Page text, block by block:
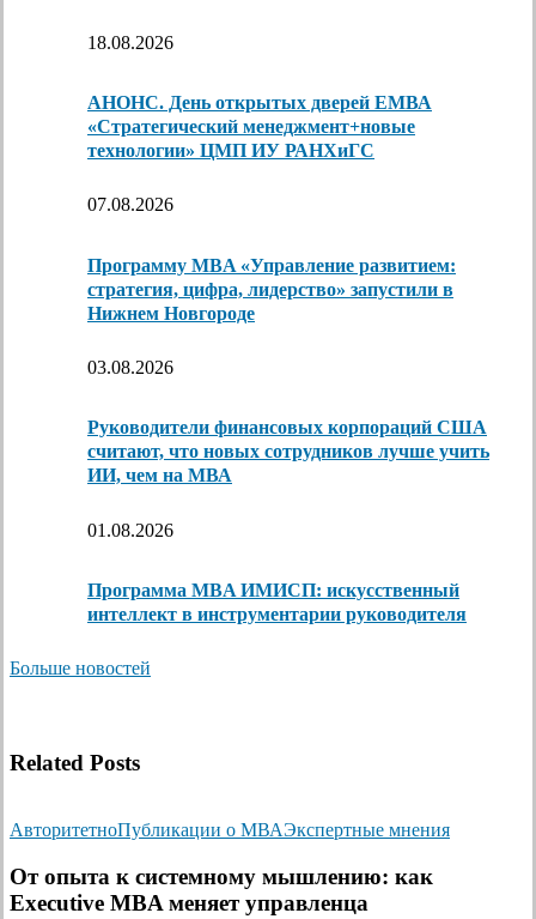
18.08.2026
АНОНС. День открытых дверей ЕМВА
«Стратегический менеджмент+новые
технологии» ЦМП ИУ РАНХиГС
07.08.2026
Программу MBA «Управление развитием:
стратегия, цифра, лидерство» запустили в
Нижнем Новгороде
03.08.2026
Руководители финансовых корпораций США
считают, что новых сотрудников лучше учить
ИИ, чем на МВА
01.08.2026
Программа MBA ИМИСП: искусственный
интеллект в инструментарии руководителя
Больше новостей
Related Posts
АвторитетноПубликации о МВАЭкспертные мнения
От опыта к системному мышлению: как
Executive MBA меняет управленца